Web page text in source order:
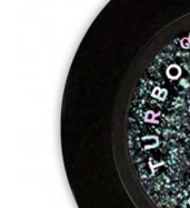
Ao criar uma conta
rapidamente, verificar
operações anteriores.
PORTUGUESE
colori